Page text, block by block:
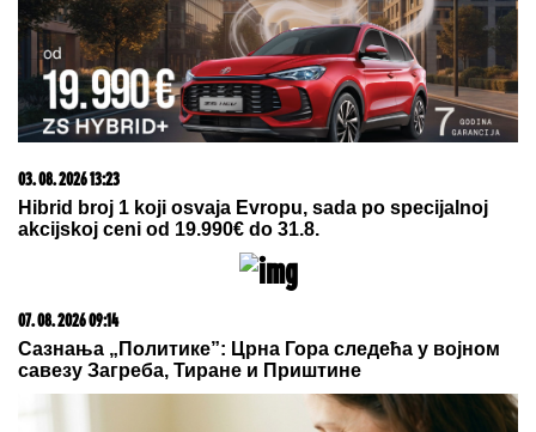
03. 08. 2026 13:23
Hibrid broj 1 koji osvaja Evropu, sada po specijalnoj
akcijskoj ceni od 19.990€ do 31.8.
07. 08. 2026 09:14
Сазнања „Политике”: Црна Гора следећа у војном
савезу Загреба, Тиране и Приштине